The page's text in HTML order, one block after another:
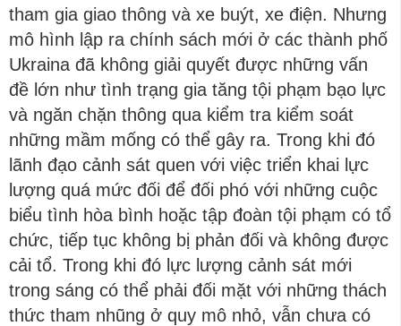
tham gia giao thông và xe buýt, xe điện. Nhưng
mô hình lập ra chính sách mới ở các thành phố
Ukraina đã không giải quyết được những vấn
đề lớn như tình trạng gia tăng tội phạm bạo lực
và ngăn chặn thông qua kiểm tra kiểm soát
những mầm mống có thể gây ra. Trong khi đó
lãnh đạo cảnh sát quen với việc triển khai lực
lượng quá mức đối để đối phó với những cuộc
biểu tình hòa bình hoặc tập đoàn tội phạm có tổ
chức, tiếp tục không bị phản đối và không được
cải tổ. Trong khi đó lực lượng cảnh sát mới
trong sáng có thể phải đối mặt với những thách
thức tham nhũng ở quy mô nhỏ, vẫn chưa có